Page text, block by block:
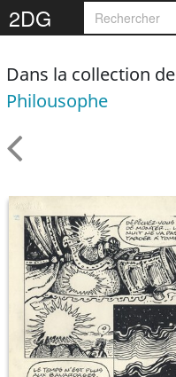
2DG
Dans la collection de
Philousophe